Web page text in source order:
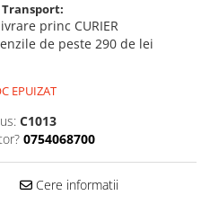
Transport:
princ CURIER
de peste 290 de lei
EPUIZAT
C1013
0754068700
Cere informatii